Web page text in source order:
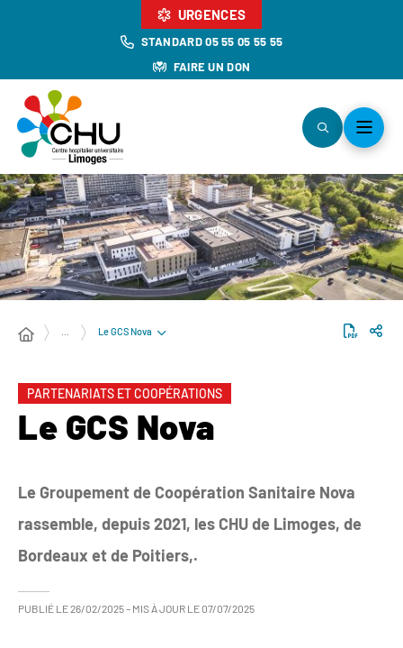
STANDARD 05 55 05 55 55
FAIRE UN DON
URGENCES
… Le GCS Nova
PARTENARIATS ET COOPÉRATIONS
Le GCS Nova
Le Groupement de Coopération Sanitaire Nova
rassemble, depuis 2021, les CHU de Limoges, de
Bordeaux et de Poitiers,.
PUBLIÉ LE26/02/2025– MIS À JOUR LE 07/07/2025